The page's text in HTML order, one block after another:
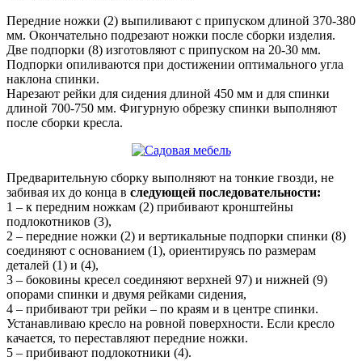
Передние ножки (2) выпиливают с припуском длиной 370-380
мм. Окончательно подрезают ножки после сборки изделия.
Две подпорки (8) изготовляют с припуском на 20-30 мм.
Подпорки опиливаются при достижении оптимального угла
наклона спинки.
Нарезают рейки для сидения длиной 450 мм и для спинки
длиной 700-750 мм. Фигурную обрезку спинки выполняют
после сборки кресла.
Предварительную сборку выполняют на тонкие гвозди, не
забивая их до конца в следующей последовательности:
1 – к передним ножкам (2) прибивают кронштейны
подлокотников (3),
2 – передние ножки (2) и вертикальные подпорки спинки (8)
соединяют с основанием (1), ориентируясь по размерам
деталей (1) и (4),
3 – боковины кресел соединяют верхней 97) и нижней (9)
опорами спинки и двумя рейками сидения,
4 – прибивают три рейки – по краям и в центре спинки.
Устанавливаю кресло на ровной поверхности. Если кресло
качается, то переставляют передние ножки.
5 – прибивают подлокотники (4).